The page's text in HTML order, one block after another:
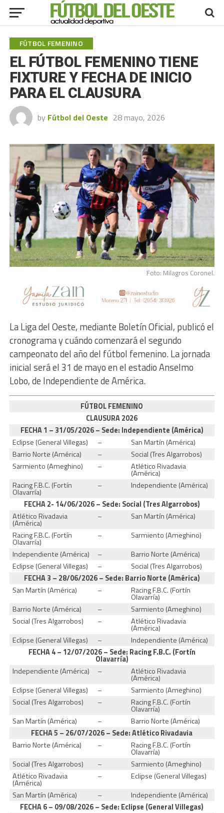
FÚTBOL FEMENINO
EL FÚTBOL FEMENINO TIENE
FIXTURE Y FECHA DE INICIO
PARA EL CLAUSURA
by Fútbol del Oeste 28 mayo, 2026
Foto: Milagros Coronel.
La Liga del Oeste, mediante Boletín Oficial, publicó el
cronograma y cuándo comenzará el segundo
campeonato del año del fútbol femenino. La jornada
inicial será el 31 de mayo en el estadio Anselmo
Lobo, de Independiente de América.
FÚTBOL FEMENINO
CLAUSURA 2026
FECHA 1 – 31/05/2026 – Sede: Independiente (América)
Eclipse (General Villegas)
–
San Martín (América)
Barrio Norte (América)
–
Social (Tres Algarrobos)
Sarmiento (Ameghino)
– Atlético Rivadavia
(América)
Racing F.B.C. (Fortín
Olavarría)
–
Independiente (América)
FECHA 2- 14/06/2026 – Sede: Social (Tres Algarrobos)
Atlético Rivadavia
(América)
–
San Martín (América)
Racing F.B.C. (Fortín
Olavarría)
–
Sarmiento (Ameghino)
Independiente (América)
–
Barrio Norte (América)
Eclipse (General Villegas)
–
Social (Tres Algarrobos)
FECHA 3 – 28/06/2026 – Sede: Barrio Norte (América)
San Martín (América)
– Racing F.B.C. (Fortín
Olavarría)
Barrio Norte (América)
–
Sarmiento (Ameghino)
Social (Tres Algarrobos)
– Atlético Rivadavia
(América)
Eclipse (General Villegas)
–
Independiente (América)
FECHA 4 – 12/07/2026 – Sede: Racing F.B.C. (Fortín
Olavarría)
Independiente (América)
– Atlético Rivadavia
(América)
Eclipse (General Villegas)
–
Sarmiento (Ameghino)
Social (Tres Algarrobos)
– Racing F.B.C. (Fortín
Olavarría)
San Martín (América)
–
Barrio Norte (América)
FECHA 5 – 26/07/2026 – Sede: Atlético Rivadavia
Barrio Norte (América)
– Racing F.B.C. (Fortín
Olavarría)
Social (Tres Algarrobos)
–
Sarmiento (Ameghino)
Atlético Rivadavia
(América)
–
Eclipse (General Villegas)
San Martín (América)
–
Independiente (América)
FECHA 6 – 09/08/2026 – Sede: Eclipse (General Villegas)